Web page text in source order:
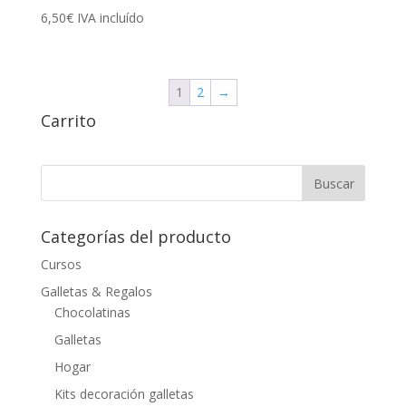
6,50€ IVA incluído
1 2 →
Carrito
Categorías del producto
Cursos
Galletas & Regalos
Chocolatinas
Galletas
Hogar
Kits decoración galletas